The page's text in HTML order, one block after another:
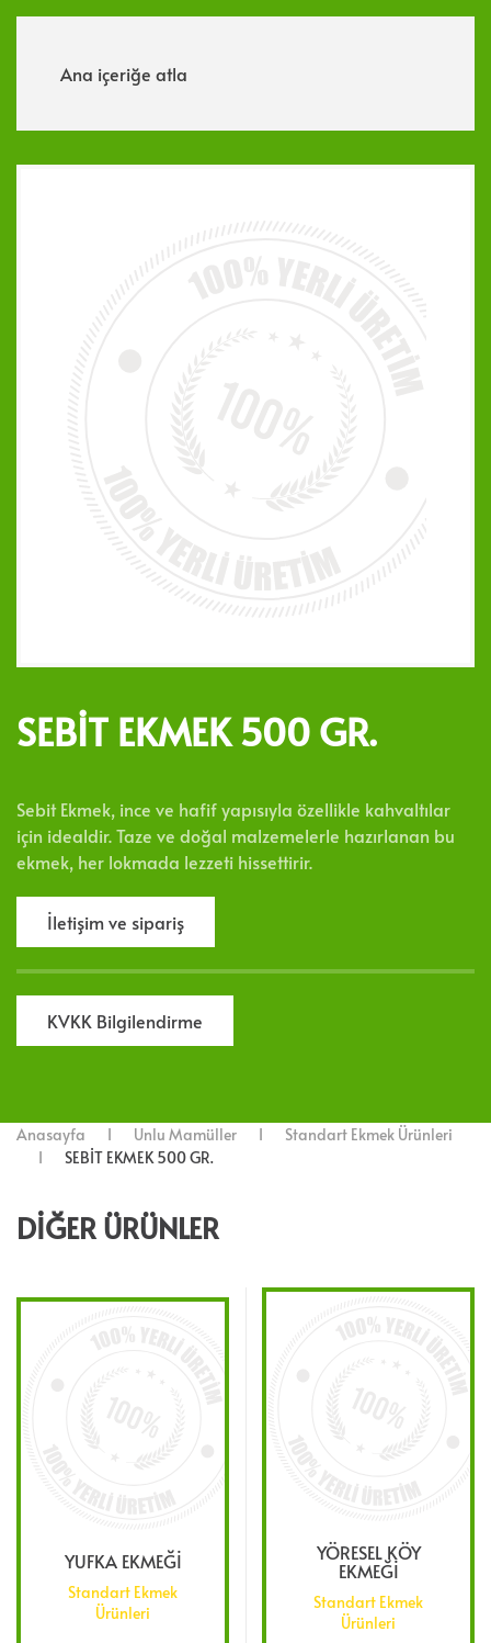
Ana içeriğe atla
SEBİT EKMEK 500 GR.
Sebit Ekmek, ince ve hafif yapısıyla özellikle kahvaltılar
için idealdir. Taze ve doğal malzemelerle hazırlanan bu
ekmek, her lokmada lezzeti hissettirir.
İletişim ve sipariş
KVKK Bilgilendirme
Anasayfa Unlu Mamüller
Standart Ekmek Ürünleri
SEBİT EKMEK 500 GR.
DIĞER ÜRÜNLER
YUFKA EKMEĞİ
Standart Ekmek
Ürünleri
YÖRESEL KÖY
EKMEĞİ
Standart Ekmek
Ürünleri